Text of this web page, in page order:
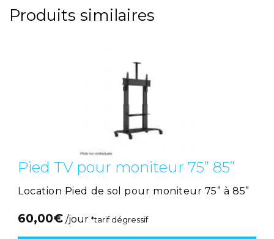
Produits similaires
Pied TV pour moniteur 75” 85”
Location Pied de sol pour moniteur 75” à 85”
60,00€ /jour *tarif dégressif